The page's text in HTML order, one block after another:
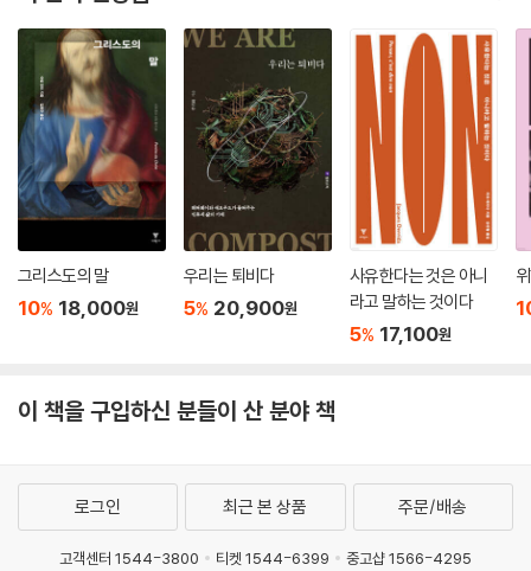
그리스도의 말
10% 18,000원
우리는 퇴비다
5% 20,900원
사유한다는 것은 아니
라고 말하는 것이다
5% 17,100원
이 책을 구입하신 분들이 산 분야 책
로그인 최근 본 상품 주문/배송
고객센터 1544-3800 티켓 1544-6399 중고샵 1566-4295